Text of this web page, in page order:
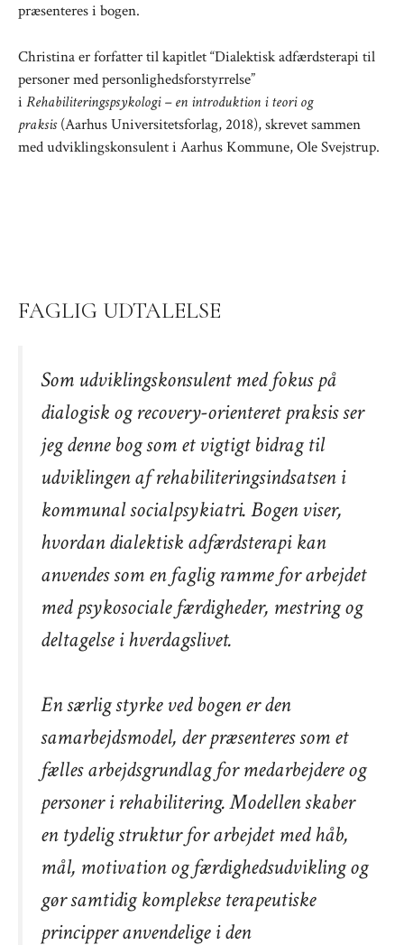
præsenteres i bogen.
Christina er forfatter til kapitlet “Dialektisk adfærdsterapi til
personer med personlighedsforstyrrelse”
i Rehabiliteringspsykologi – en introduktion i teori og
praksis(Aarhus Universitetsforlag, 2018), skrevet sammen
med udviklingskonsulent i Aarhus Kommune, Ole Svejstrup.
FAGLIG UDTALELSE
Som udviklingskonsulent med fokus på
dialogisk og recovery-orienteret praksis ser
jeg denne bog som et vigtigt bidrag til
udviklingen af rehabiliteringsindsatsen i
kommunal socialpsykiatri. Bogen viser,
hvordan dialektisk adfærdsterapi kan
anvendes som en faglig ramme for arbejdet
med psykosociale færdigheder, mestring og
deltagelse i hverdagslivet.
En særlig styrke ved bogen er den
samarbejdsmodel, der præsenteres som et
fælles arbejdsgrundlag for medarbejdere og
personer i rehabilitering. Modellen skaber
en tydelig struktur for arbejdet med håb,
mål, motivation og færdighedsudvikling og
gør samtidig komplekse terapeutiske
principper anvendelige i den